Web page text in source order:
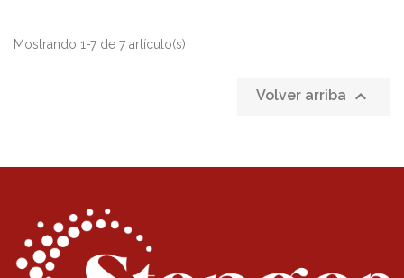
Mostrando 1-7 de 7 artículo(s)
Volver arriba 